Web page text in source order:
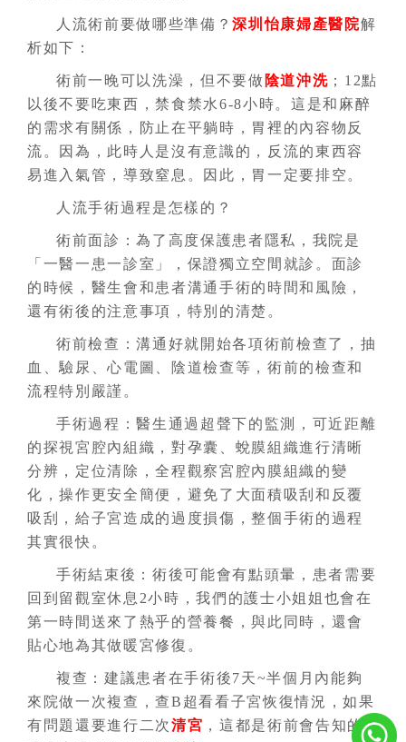
人流術前要做哪些準備？深圳怡康婦產醫院解
析如下：
術前一晚可以洗澡，但不要做 陰道沖洗 ；12點
以後不要吃東西，禁食禁水6-8小時。這是和麻醉
的需求有關係，防止在平躺時，胃裡的內容物反
流。因為，此時人是沒有意識的，反流的東西容
易進入氣管，導致窒息。因此，胃一定要排空。
人流手術過程是怎樣的？
術前面診：為了高度保護患者隱私，我院是
「一醫一患一診室」，保證獨立空間就診。面診
的時候，醫生會和患者溝通手術的時間和風險，
還有術後的注意事項，特別的清楚。
術前檢查：溝通好就開始各項術前檢查了，抽
血、驗尿、心電圖、陰道檢查等，術前的檢查和
流程特別嚴謹。
手術過程：醫生通過超聲下的監測，可近距離
的探視宮腔內組織，對孕囊、蛻膜組織進行清晰
分辨，定位清除，全程觀察宮腔內膜組織的變
化，操作更安全簡便，避免了大面積吸刮和反覆
吸刮，給子宮造成的過度損傷，整個手術的過程
其實很快。
手術結束後：術後可能會有點頭暈，患者需要
回到留觀室休息2小時，我們的護士小姐姐也會在
第一時間送來了熱乎的營養餐，與此同時，還會
貼心地為其做暖宮修復。
複查：建議患者在手術後7天~半個月內能夠
來院做一次複查，查B超看看子宮恢復情況，如果
有問題還要進行二次清宮 ，這都是術前會告知的